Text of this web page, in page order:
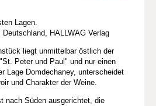
Lagen.
HALLWAG Verlag
liegt unmittelbar östlich der
Peter und Paul" und nur einen
Lage Domdechaney, unterscheidet
und Charakter der Weine.
nach Süden ausgerichtet, die